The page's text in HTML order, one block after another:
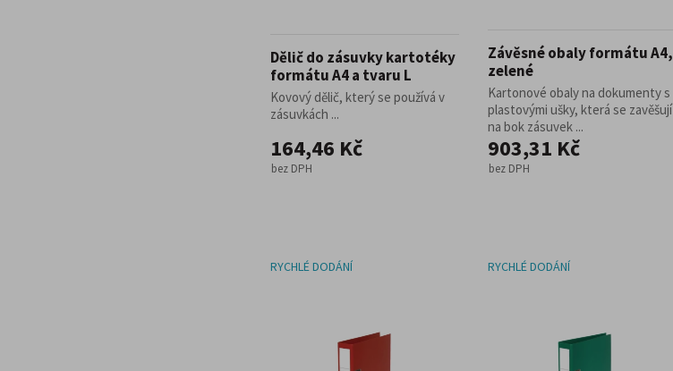
Dělič do zásuvky kartotéky
formátu A4 a tvaru L
Kovový dělič, který se používá v
zásuvkách ...
164,46 Kč
bez DPH
Závěsné obaly formátu A4,
zelené
Kartonové obaly na dokumenty s
plastovými ušky, která se zavěšují
na bok zásuvek ...
903,31 Kč
bez DPH
RYCHLÉ DODÁNÍ RYCHLÉ DODÁNÍ